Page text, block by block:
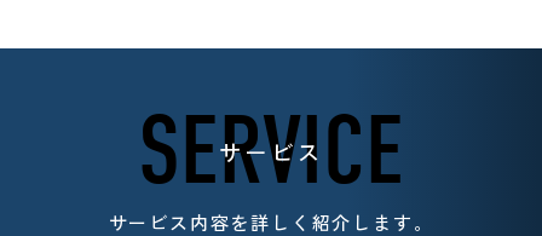
SERVICE
サービス
サービス内容を詳しく紹介します。